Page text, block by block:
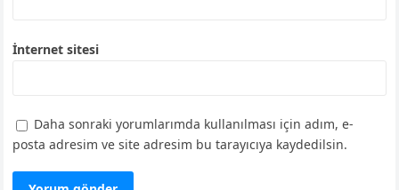
İnternet sitesi
Daha sonraki yorumlarımda kullanılması için adım, e-
posta adresim ve site adresim bu tarayıcıya kaydedilsin.